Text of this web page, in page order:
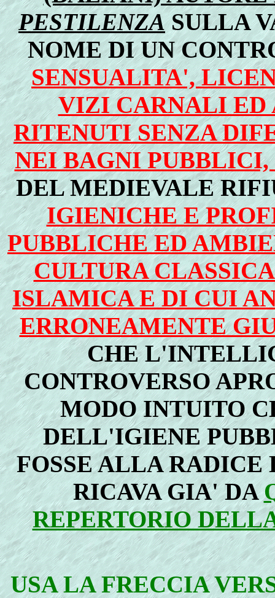
PESTILENZASULLA
NOME DI UN
SENSUALITA',
VIZI CARNALI ED
RITENUTI SENZA
NEI BAGNI
DEL MEDIEVALE
IGIENICHE E
PUBBLICHE ED
CULTURA
ISLAMICA E DI CUI
ERRONEAMENTE
CHE
CONTROVERSO
MODO INTUITO
DELL'IGIENE
FOSSE ALLA
RICAVA GIA' DA
REPERTORIO
USA LA FRECCIA